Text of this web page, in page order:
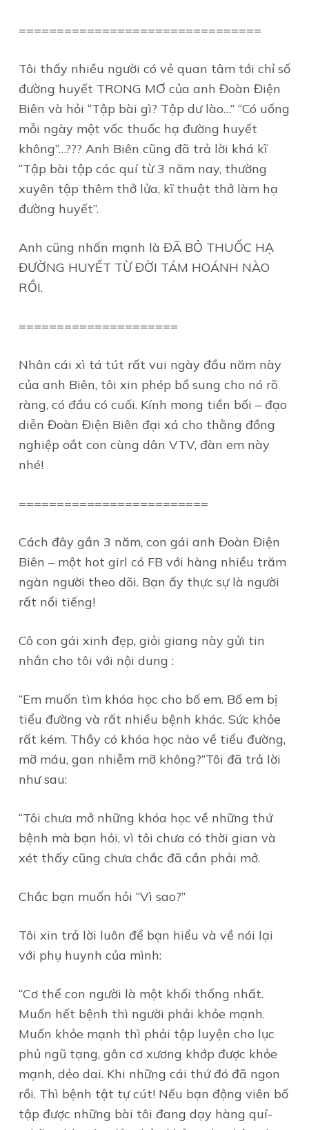
================================
Tôi thấy nhiều người có vẻ quan tâm tới chỉ số
đường huyết TRONG MƠ của anh Đoàn Điện
Biên và hỏi “Tập bài gì? Tập dư lào…” “Có uống
mỗi ngày một vốc thuốc hạ đường huyết
không”…??? Anh Biên cũng đã trả lời khá kĩ
“Tập bài tập các quí từ 3 năm nay, thường
xuyên tập thêm thở lửa, kĩ thuật thở làm hạ
đường huyết”.
Anh cũng nhấn mạnh là ĐÃ BỎ THUỐC HẠ
ĐƯỜNG HUYẾT TỪ ĐỜI TÁM HOÁNH NÀO
RỒI.
=====================
Nhân cái xì tá tút rất vui ngày đầu năm này
của anh Biên, tôi xin phép bổ sung cho nó rõ
ràng, có đầu có cuối. Kính mong tiền bối – đạo
diễn Đoàn Điện Biên đại xá cho thằng đồng
nghiệp oắt con cùng dân VTV, đàn em này
nhé!
=========================
Cách đây gần 3 năm, con gái anh Đoàn Điện
Biên – một hot girl có FB với hàng nhiều trăm
ngàn người theo dõi. Bạn ấy thực sự là người
rất nổi tiếng!
Cô con gái xinh đẹp, giỏi giang này gửi tin
nhắn cho tôi với nội dung :
“Em muốn tìm khóa học cho bố em. Bố em bị
tiểu đường và rất nhiều bệnh khác. Sức khỏe
rất kém. Thầy có khóa học nào về tiểu đường,
mỡ máu, gan nhiễm mỡ không?”Tôi đã trả lời
như sau:
“Tôi chưa mở những khóa học về những thứ
bệnh mà bạn hỏi, vì tôi chưa có thời gian và
xét thấy cũng chưa chắc đã cần phải mở.
Chắc bạn muốn hỏi “Vì sao?”
Tôi xin trả lời luôn để bạn hiểu và về nói lại
với phụ huynh của mình:
“Cơ thể con người là một khối thống nhất.
Muốn hết bệnh thì người phải khỏe mạnh.
Muốn khỏe mạnh thì phải tập luyện cho lục
phủ ngũ tạng, gân cơ xương khớp được khỏe
mạnh, dẻo dai. Khi những cái thứ đó đã ngon
rồi. Thì bệnh tật tự cút! Nếu bạn động viên bố
tập được những bài tôi đang dạy hàng quí-